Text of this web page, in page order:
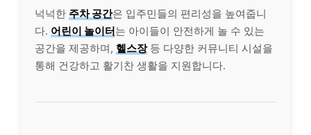
넉넉한 주차 공간은 입주민들의 편리성을 높여줍니
다. 어린이 놀이터는 아이들이 안전하게 놀 수 있는
공간을 제공하며, 헬스장등 다양한 커뮤니티 시설을
통해 건강하고 활기찬 생활을 지원합니다.